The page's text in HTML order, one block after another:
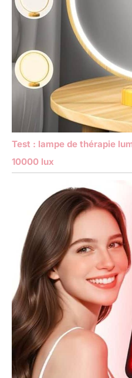
Test : lampe de thérapie
10000 lux